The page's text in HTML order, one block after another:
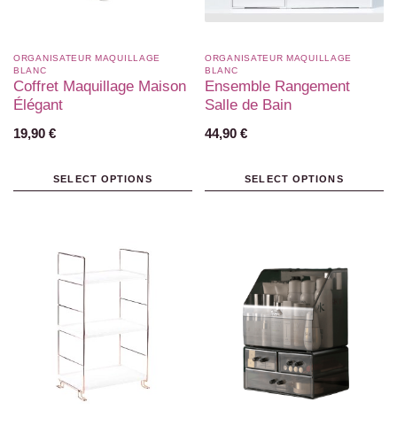
ORGANISATEUR MAQUILLAGE
BLANC​
Coffret Maquillage Maison
Élégant
19,90 €
SELECT OPTIONS
ORGANISATEUR MAQUILLAGE
BLANC​
Ensemble Rangement
Salle de Bain
44,90 €
SELECT OPTIONS